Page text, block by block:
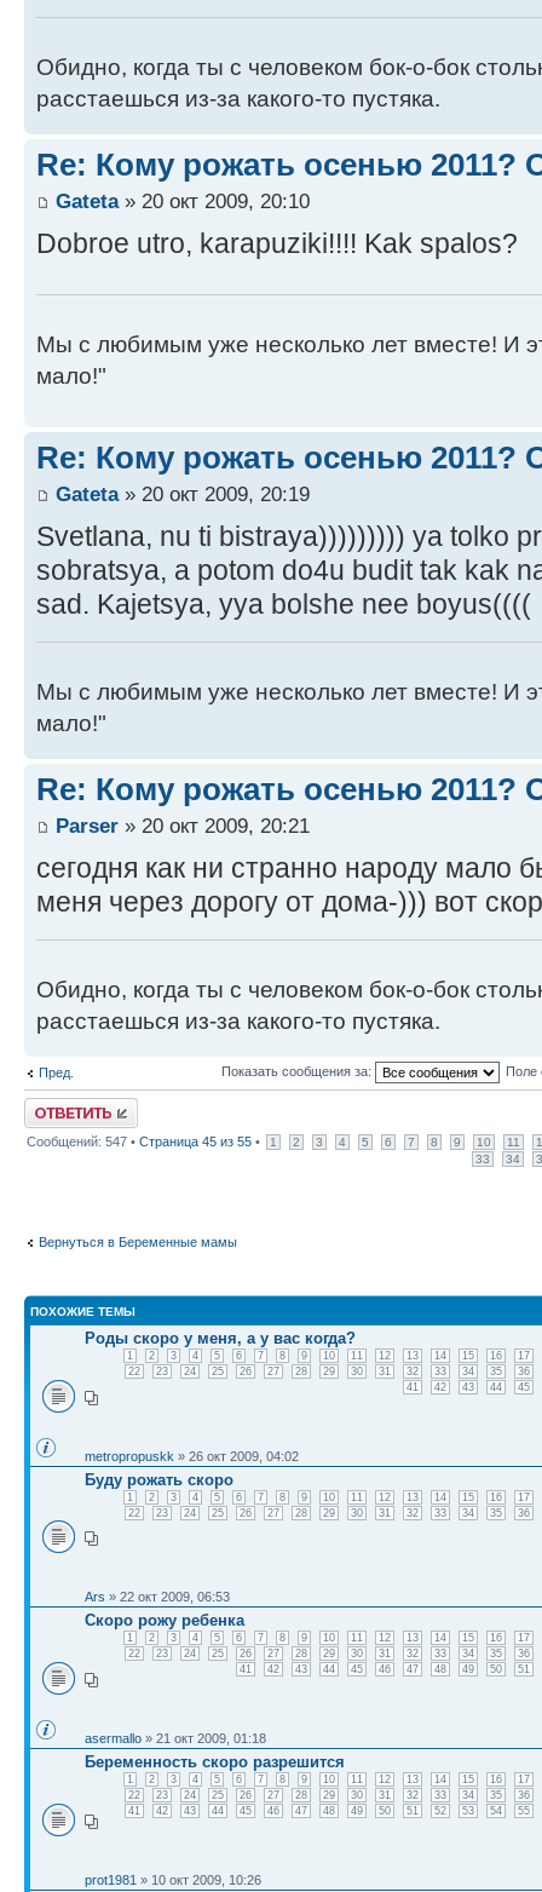
Обидно, когда ты с человеком бок-о-бок
расстаешься из-за какого-то пустяка.
Re: Кому рожать осенью 2011?
Gateta» 20 окт 2009, 20:10
Dobroe utro, karapuziki!!!! Kak spalos?
Мы с любимым уже несколько лет вместе! И
мало!"
Re: Кому рожать осенью 2011?
Gateta» 20 окт 2009, 20:19
Svetlana, nu ti bistraya))))))))) ya tolko
sobratsya, a potom do4u budit tak kak
sad. Kajetsya, yya bolshe nee boyus((((
Мы с любимым уже несколько лет вместе! И
мало!"
Re: Кому рожать осенью 2011?
Parser » 20 окт 2009, 20:21
сегодня как ни странно народу мало
меня через дорогу от дома-))) вот
Обидно, когда ты с человеком бок-о-бок
расстаешься из-за какого-то пустяка.
Пред. Показать сообщения за: Поле
Ответить
Сообщений: 547 • Страница 45 из 55 • 1 2 3 4 5 6 7 8 9 10 11
33
34
Вернуться в Беременные мамы
ПОХОЖИЕ ТЕМЫ
Роды скоро у меня, а у вас когда?
1 2 3 4 5 6 7 8 9 10 11 12 13 14 15 16
17
22
23 24 25 26 27 28 29 30 31 32 33 34 35
36
41
42 43 44 45
metropropuskk » 26 окт 2009, 04:02
Буду рожать скоро
1 2 3 4 5 6 7 8 9 10 11 12 13 14 15 16
17
22
23 24 25 26 27 28 29 30 31 32 33 34 35 36
Ars » 22 окт 2009, 06:53
Скоро рожу ребенка
1 2 3 4 5 6 7 8 9 10 11 12 13 14 15 16
17
22
23 24 25 26 27 28 29 30 31 32 33 34 35
36
41
42 43 44 45 46 47 48 49 50 51
asermallo » 21 окт 2009, 01:18
Беременность скоро разрешится
1 2 3 4 5 6 7 8 9 10 11 12 13 14 15 16
17
22
23 24 25 26 27 28 29 30 31 32 33 34 35
36
41
42 43 44 45 46 47 48 49 50 51 52 53 54 55
prot1981 » 10 окт 2009, 10:26